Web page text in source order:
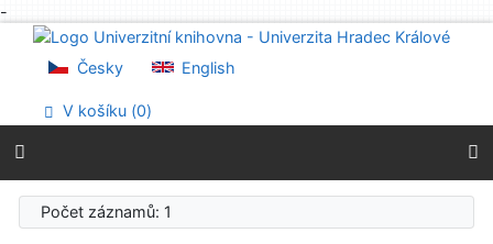
-
Přejít na obsah
Přejít na menu
Prohlášení o webové přístupnosti
Česky English
V košíku (0)
Počet záznamů: 1